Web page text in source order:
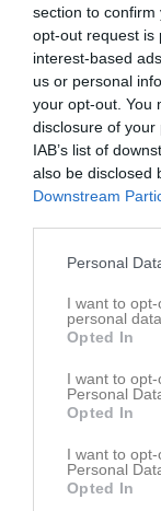
section to
opt-out request is
interest-based
us or personal
your opt-out. You
disclosure of
IAB’s list of
also be disclosed
Downstream
Personal
I want to
personal data.
Opted In
I want to
Personal
Opted In
I want to
Personal
Opted In
Ingen video
Logga in och ladda
Senast
Inget album finns
På gång